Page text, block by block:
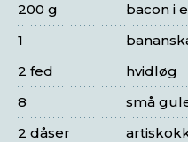
bacon i
200 g
1
hvidløg
2 fed
små
8
2 dåser